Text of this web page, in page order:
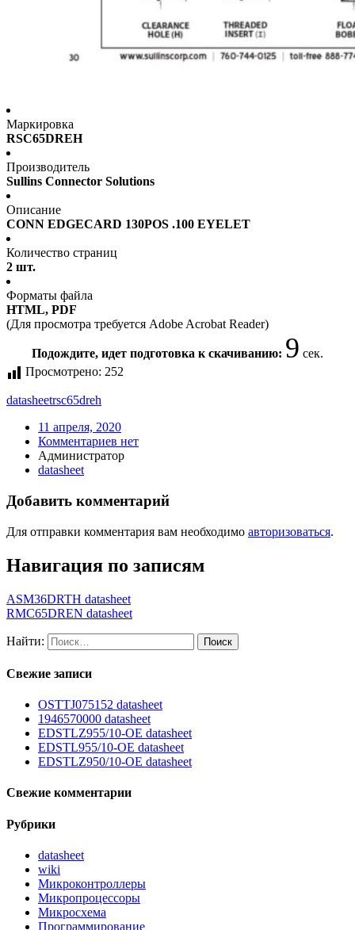
Маркировка
RSC65DREH
Производитель
Sullins Connector Solutions
Описание
CONN EDGECARD 130POS .100 EYELET
Количество страниц
2 шт.
Форматы файла
HTML, PDF
(Для просмотра требуется Adobe Acrobat Reader)
Подождите, идет подготовка к скачиванию: 9 сек.
Просмотрено: 252
datasheetrsc65dreh
11 апреля, 2020
Комментариев нет
Администратор
datasheet
Добавить комментарий
Для отправки комментария вам необходимо авторизоваться.
Навигация по записям
ASM36DRTH datasheet
RMC65DREN datasheet
Найти:
Свежие записи
OSTTJ075152 datasheet
1946570000 datasheet
EDSTLZ955/10-OE datasheet
EDSTL955/10-OE datasheet
EDSTLZ950/10-OE datasheet
Свежие комментарии
Рубрики
datasheet
wiki
Микроконтроллеры
Микропроцессоры
Микросхема
Программирование